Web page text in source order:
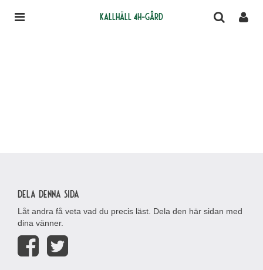
Kallhäll 4H-gård
Dela denna sida
Låt andra få veta vad du precis läst. Dela den här sidan med
dina vänner.